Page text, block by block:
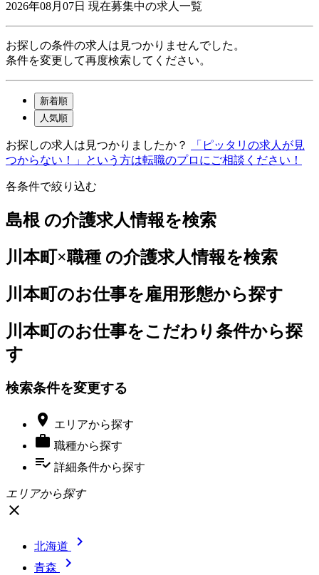
2026年08月07日 現在募集中の求人一覧
お探しの条件の求人は見つかりませんでした。
条件を変更して再度検索してください。
新着順
人気順
お探しの求人は見つかりましたか？
「ピッタリの求人が見
つからない！」という方は転職のプロにご相談ください！
各条件で絞り込む
島根 の介護求人情報を検索
川本町×職種 の介護求人情報を検索
川本町のお仕事を雇用形態から探す
川本町のお仕事をこだわり条件から探
す
検索条件を変更する
 エリアから探す
 職種から探す
playlist_add_check 詳細条件から探す
エリアから探す
close
北海道 
青森 